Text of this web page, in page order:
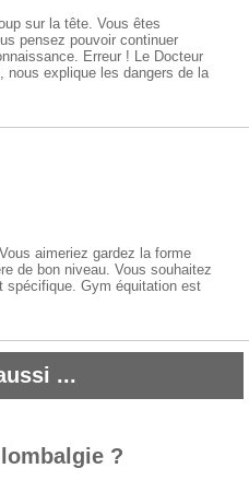
sur la tête. Vous êtes
pensez pouvoir continuer
Erreur ! Le Docteur
nous explique les dangers de la
aimeriez gardez la forme
de bon niveau. Vous souhaitez
spécifique. Gym équitation est
...
?